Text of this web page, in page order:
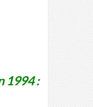
1994 :